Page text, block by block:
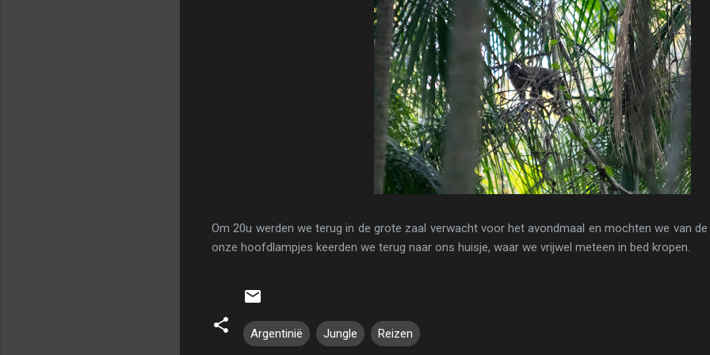
Om 20u werden we terug in de grote zaal verwacht voor het avondmaal en mochten we van
onze hoofdlampjes keerden we terug naar ons huisje, waar we vrijwel meteen in bed kropen.
Argentinië Jungle Reizen